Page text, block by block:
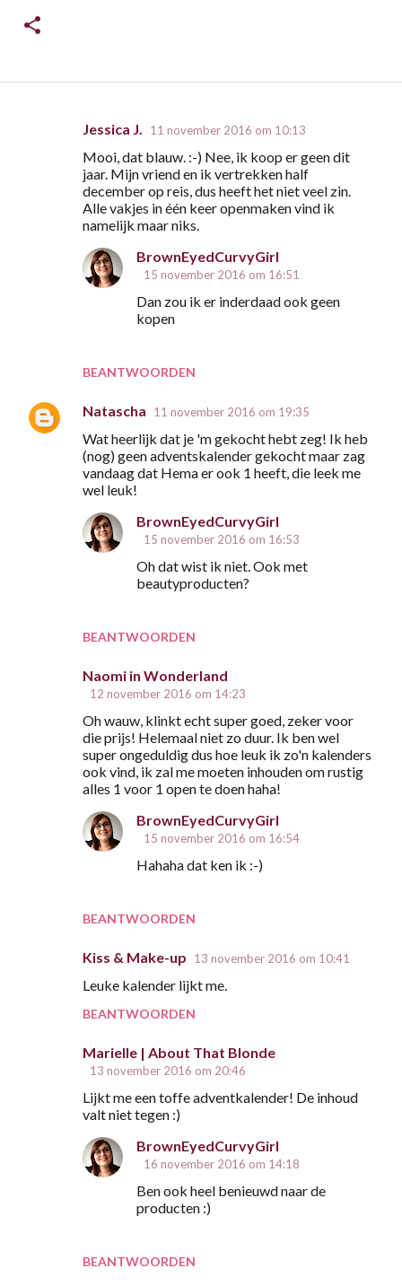
Jessica J. 11 november 2016 om 10:13
Mooi, dat blauw. :-) Nee, ik koop er geen dit
jaar. Mijn vriend en ik vertrekken half
december op reis, dus heeft het niet veel zin.
Alle vakjes in één keer openmaken vind ik
namelijk maar niks.
BEANTWOORDEN
BrownEyedCurvyGirl
15 november 2016 om 16:51
Dan zou ik er inderdaad ook geen
kopen
Natascha 11 november 2016 om 19:35
Wat heerlijk dat je 'm gekocht hebt zeg! Ik heb
(nog) geen adventskalender gekocht maar zag
vandaag dat Hema er ook 1 heeft, die leek me
wel leuk!
BEANTWOORDEN
BrownEyedCurvyGirl
15 november 2016 om 16:53
Oh dat wist ik niet. Ook met
beautyproducten?
Naomi in Wonderland
12 november 2016 om 14:23
Oh wauw, klinkt echt super goed, zeker voor
die prijs! Helemaal niet zo duur. Ik ben wel
super ongeduldig dus hoe leuk ik zo'n kalenders
ook vind, ik zal me moeten inhouden om rustig
alles 1 voor 1 open te doen haha!
BEANTWOORDEN
BrownEyedCurvyGirl
15 november 2016 om 16:54
Hahaha dat ken ik :-)
Kiss & Make-up 13 november 2016 om 10:41
Leuke kalender lijkt me.
BEANTWOORDEN
Marielle | About That Blonde
13 november 2016 om 20:46
Lijkt me een toffe adventkalender! De inhoud
valt niet tegen :)
BEANTWOORDEN
BrownEyedCurvyGirl
16 november 2016 om 14:18
Ben ook heel benieuwd naar de
producten :)